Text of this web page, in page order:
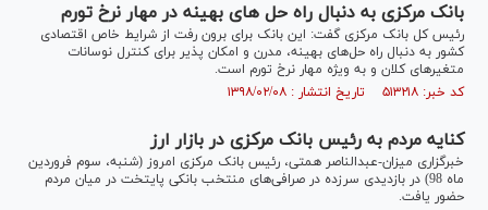
بانک مرکزی به دنبال راه حل های بهینه در مهار نرخ تورم
رئیس کل بانک مرکزی گفت: این بانک برای برون رفت از شرایط خاص اقتصادی
کشور به دنبال راه حل‌های بهینه، مدرن و امکان پذیر برای کنترل نوسانات
متغیر‌های کلان و به ویژه مهار نرخ تورم است.
کد خبر: ۵۱۳۲۱۸ تاریخ انتشار : ۱۳۹۸/۰۲/۰۸
کنایه مردم به رئیس بانک مرکزی در بازار ارز
خبرگزاری میزان-عبدالناصر همتی، رئیس بانک مرکزی امروز (شنبه، سوم فروردین
ماه 98) در بازدیدی سرزده در صرافی‌های منتخب بانکی پایتخت در میان مردم
حضور یافت.